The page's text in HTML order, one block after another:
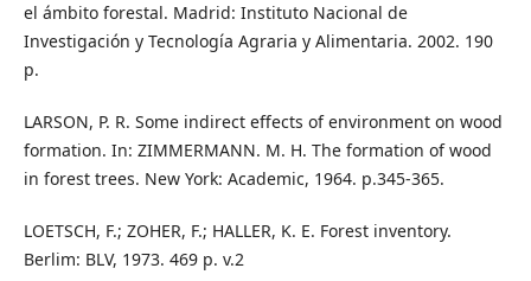
el ámbito forestal. Madrid: Instituto Nacional de
Investigación y Tecnología Agraria y Alimentaria. 2002. 190
p.
LARSON, P. R. Some indirect effects of environment on wood
formation. In: ZIMMERMANN. M. H. The formation of wood
in forest trees. New York: Academic, 1964. p.345-365.
LOETSCH, F.; ZOHER, F.; HALLER, K. E. Forest inventory.
Berlim: BLV, 1973. 469 p. v.2